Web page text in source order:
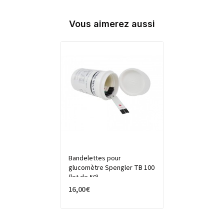
Vous aimerez aussi
Bandelettes pour
glucomètre Spengler TB 100
(lot de 50)
16,00 €